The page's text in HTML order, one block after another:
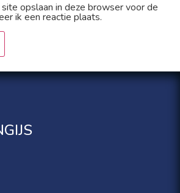
opslaan in deze browser voor de
ik een reactie plaats.